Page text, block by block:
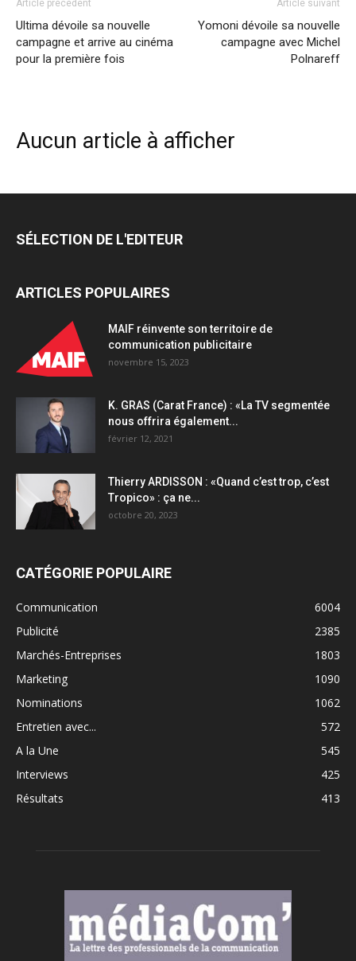
Article précédent
Ultima dévoile sa nouvelle
campagne et arrive au cinéma
pour la première fois
Article suivant
Yomoni dévoile sa nouvelle
campagne avec Michel
Polnareff
Aucun article à afficher
SÉLECTION DE L'EDITEUR
ARTICLES POPULAIRES
MAIF réinvente son territoire de
communication publicitaire
novembre 15, 2023
K. GRAS (Carat France) : «La TV segmentée
nous offrira également...
février 12, 2021
Thierry ARDISSON : «Quand c’est trop, c’est
Tropico» : ça ne...
octobre 20, 2023
CATÉGORIE POPULAIRE
Communication
6004
Publicité
2385
Marchés-Entreprises
1803
Marketing
1090
Nominations
1062
Entretien avec...
572
A la Une
545
Interviews
425
Résultats
413